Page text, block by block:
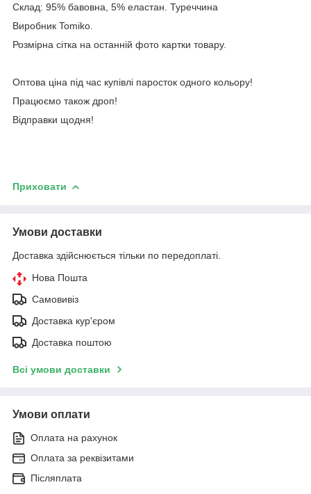
Склад: 95% бавовна, 5% еластан. Туреччина
Виробник Tomiko.
Розмірна сітка на останній фото картки товару.
Оптова ціна під час купівлі паросток одного кольору!
Працюємо також дроп!
Відправки щодня!
Приховати
Умови доставки
Доставка здійснюється тільки по передоплаті.
Нова Пошта
Самовивіз
Доставка кур'єром
Доставка поштою
Всі умови доставки
Умови оплати
Оплата на рахунок
Оплата за реквізитами
Післяплата